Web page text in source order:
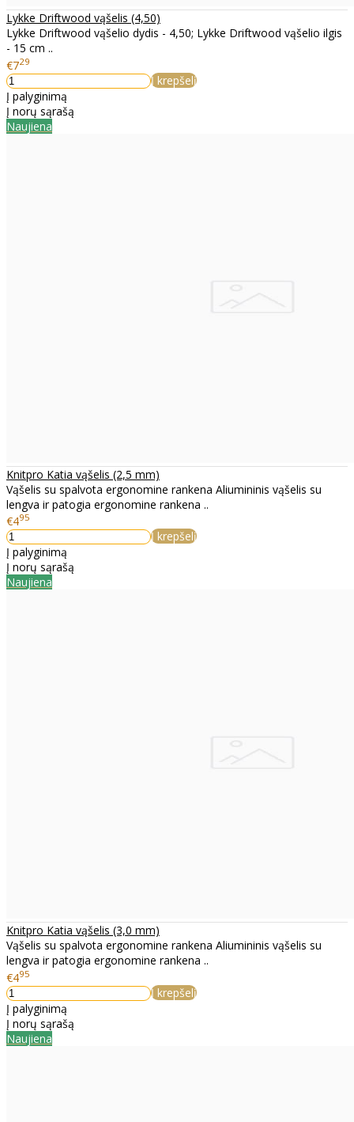
Lykke Driftwood vąšelis (4,50)
Lykke Driftwood vąšelio dydis - 4,50; Lykke Driftwood vąšelio ilgis
- 15 cm ..
€729
Į krepšelį
Į palyginimą
Į norų sąrašą
Naujiena
Knitpro Katia vąšelis (2,5 mm)
Vąšelis su spalvota ergonomine rankena Aliumininis vąšelis su
lengva ir patogia ergonomine rankena ..
€495
Į krepšelį
Į palyginimą
Į norų sąrašą
Naujiena
Knitpro Katia vąšelis (3,0 mm)
Vąšelis su spalvota ergonomine rankena Aliumininis vąšelis su
lengva ir patogia ergonomine rankena ..
€495
Į krepšelį
Į palyginimą
Į norų sąrašą
Naujiena